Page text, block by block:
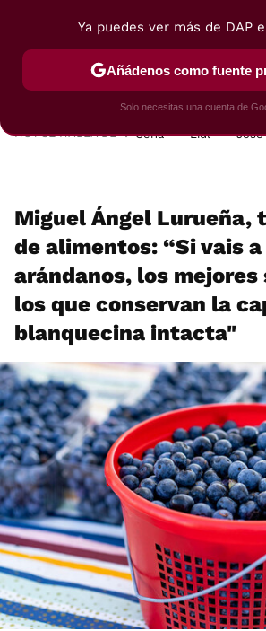
POSTRES VIAJES SELECCIÓN
HOY SE HABLA DE Cena Lidl José
Miguel Ángel Lurueña,
de alimentos: “Si vais
arándanos, los mejores
los que conservan la
blanquecina intacta"
Ya puedes ver más de DAP
Añádenos como fuente
Solo necesitas una cuenta de